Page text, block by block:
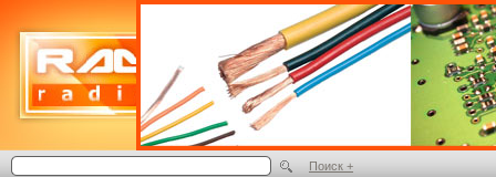
Поиск +